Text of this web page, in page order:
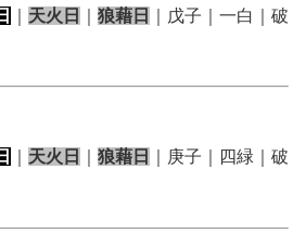
天火日 狼藉日
｜戊子｜一白｜破
天火日 狼藉日
｜庚子｜四緑｜破